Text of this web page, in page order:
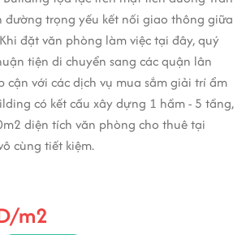
đường trọng yếu kết nối giao thông giữa
đặt văn phòng làm việc tại đây, quý
tiện di chuyển sang các quận lân
cận với các dịch vụ mua sắm giải trí ẩm
có kết cấu xây dựng 1 hầm - 5 tầng,
diện tích văn phòng cho thuê tại
cùng tiết kiệm.
m2